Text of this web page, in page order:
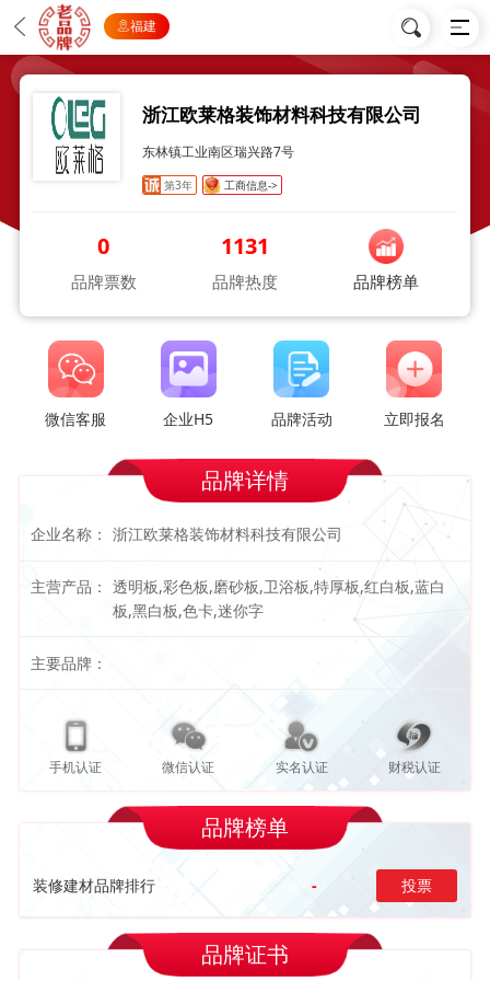
福建
浙江欧莱格装饰材料科技有限公司
东林镇工业南区瑞兴路7号
第3年 工商信息->
0
品牌票数
1131
品牌热度 品牌榜单
微信客服 企业H5 品牌活动 立即报名
品牌详情
企业名称： 浙江欧莱格装饰材料科技有限公司
主营产品： 透明板,彩色板,磨砂板,卫浴板,特厚板,红白板,蓝白
板,黑白板,色卡,迷你字
主要品牌：
手机认证 微信认证 实名认证 财税认证
品牌榜单
装修建材品牌排行 - 投票
品牌证书